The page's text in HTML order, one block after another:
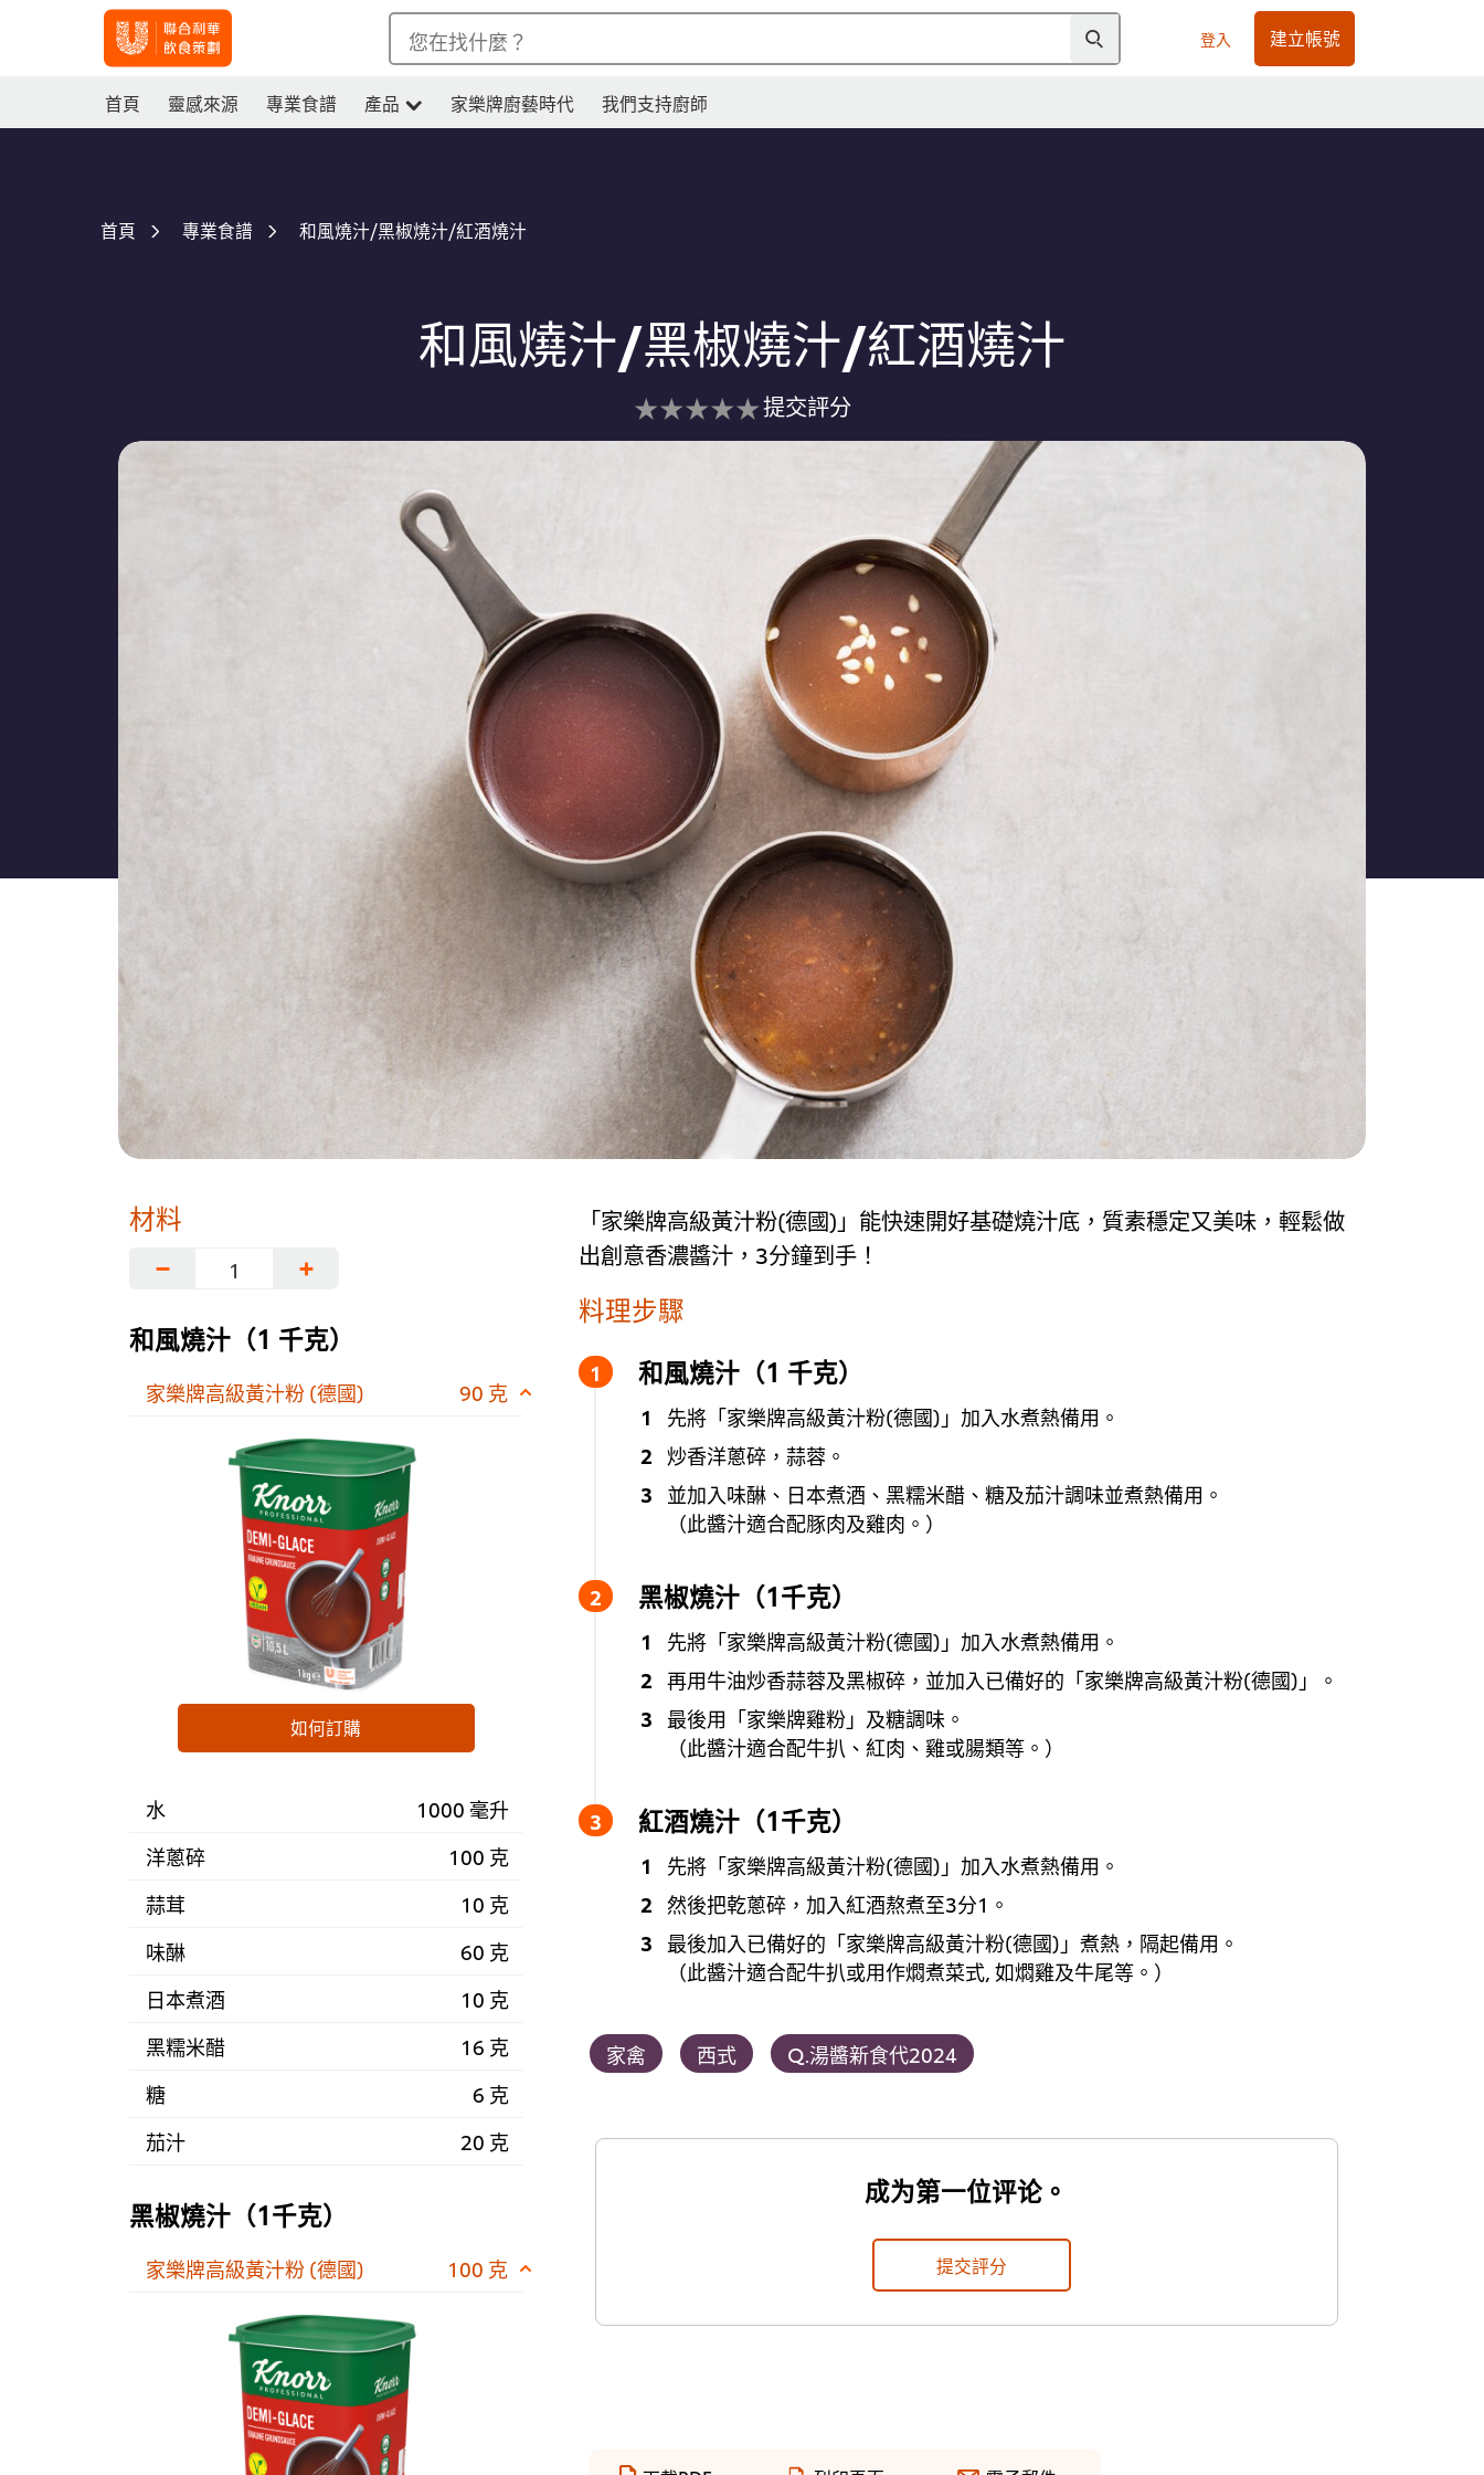
您在找什麼？ 登入 建立帳號
首頁 靈感來源 專業食譜 產品 家樂牌廚藝時代 我們支持廚師
首頁 專業食譜 和風燒汁/黑椒燒汁/紅酒燒汁
和風燒汁/黑椒燒汁/紅酒燒汁
没
有
recipe
交
评
级
提交評分
材料
−
+
和風燒汁（1 千克）
家樂牌高級黃汁粉 (德國) 90 克
如何訂購
水
1000 毫升
洋蔥碎
100 克
蒜茸
10 克
味醂
60 克
日本煮酒
10 克
黑糯米醋
16 克
糖
6 克
茄汁
20 克
黑椒燒汁（1千克）
家樂牌高級黃汁粉 (德國) 100 克
「家樂牌高級黃汁粉(德國)」能快速開好基礎燒汁底，質素穩定又美味，輕鬆做
出創意香濃醬汁，3分鐘到手！
料理步驟
和風燒汁（1 千克）
先將「家樂牌高級黃汁粉(德國)」加入水煮熱備用。
炒香洋蔥碎，蒜蓉。
並加入味醂、日本煮酒、黑糯米醋、糖及茄汁調味並煮熱備用。
（此醬汁適合配豚肉及雞肉。）
黑椒燒汁（1千克）
先將「家樂牌高級黃汁粉(德國)」加入水煮熱備用。
再用牛油炒香蒜蓉及黑椒碎，並加入已備好的「家樂牌高級黃汁粉(德國)」。
最後用「家樂牌雞粉」及糖調味。
（此醬汁適合配牛扒、紅肉、雞或腸類等。）
紅酒燒汁（1千克）
先將「家樂牌高級黃汁粉(德國)」加入水煮熱備用。
然後把乾蔥碎，加入紅酒熬煮至3分1。
最後加入已備好的「家樂牌高級黃汁粉(德國)」煮熱，隔起備用。
（此醬汁適合配牛扒或用作燜煮菜式, 如燜雞及牛尾等。）
家禽 西式 Q.湯醬新食代2024
成为第一位评论。
提交評分